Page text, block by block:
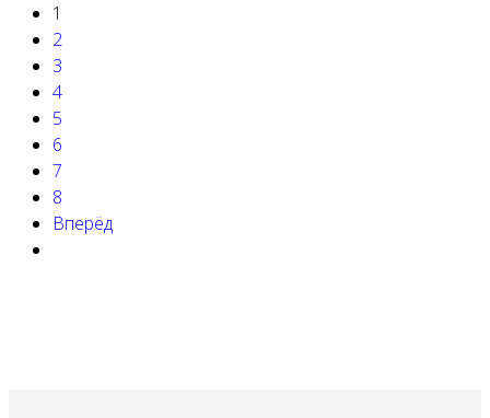
1
2
3
4
5
6
7
8
Вперёд